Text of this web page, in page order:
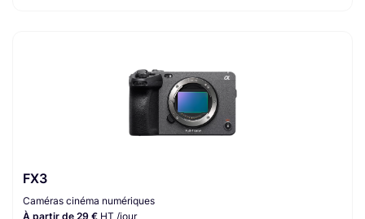
FX3
Caméras cinéma numériques
À partir de 29 € HT /jour